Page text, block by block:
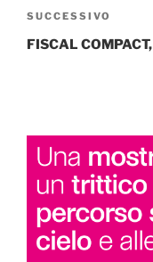
Articolo
successivo
SUCCESSIVO
FISCAL